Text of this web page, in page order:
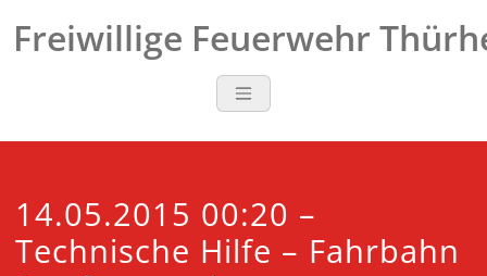
Inhalt
Freiwillige Feuerwehr
14.05.2015 00:20 –
Technische Hilfe – Fahrbahn